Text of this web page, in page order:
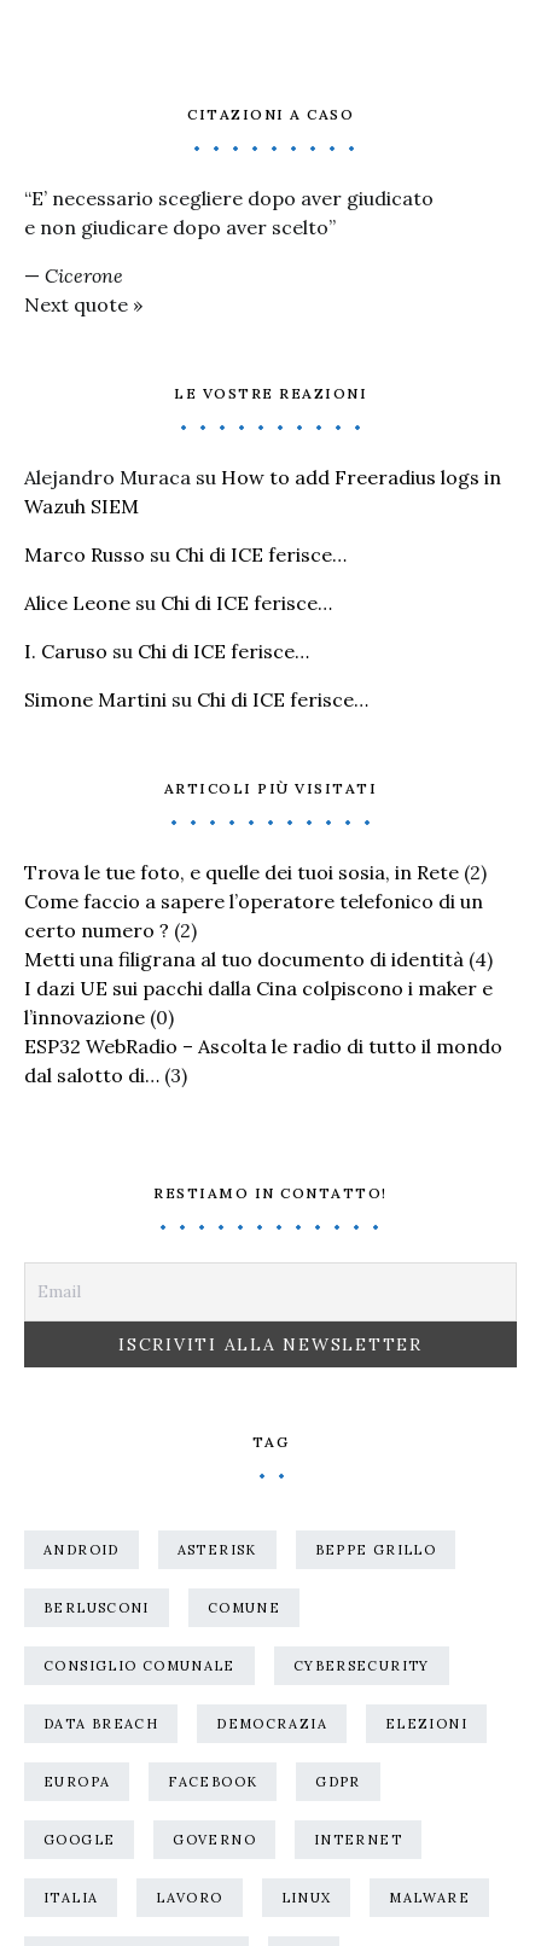
CITAZIONI A CASO
“E’ necessario scegliere dopo aver giudicato
e non giudicare dopo aver scelto”
— Cicerone
Next quote »
LE VOSTRE REAZIONI
Alejandro Muraca su How to add Freeradius logs in
Wazuh SIEM
Marco Russo su Chi di ICE ferisce…
Alice Leone su Chi di ICE ferisce…
I. Caruso su Chi di ICE ferisce…
Simone Martini su Chi di ICE ferisce…
ARTICOLI PIÙ VISITATI
Trova le tue foto, e quelle dei tuoi sosia, in Rete (2)
Come faccio a sapere l’operatore telefonico di un
certo numero ? (2)
Metti una filigrana al tuo documento di identità (4)
I dazi UE sui pacchi dalla Cina colpiscono i maker e
l’innovazione (0)
ESP32 WebRadio – Ascolta le radio di tutto il mondo
dal salotto di… (3)
RESTIAMO IN CONTATTO!
TAG
ANDROID ASTERISK BEPPE GRILLO
BERLUSCONI COMUNE
CONSIGLIO COMUNALE CYBERSECURITY
DATA BREACH DEMOCRAZIA ELEZIONI
EUROPA FACEBOOK GDPR
GOOGLE GOVERNO INTERNET
ITALIA LAVORO LINUX MALWARE